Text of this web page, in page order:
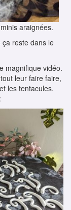
araignées.
reste dans le
magnifique vidéo.
leur faire faire,
les tentacules.